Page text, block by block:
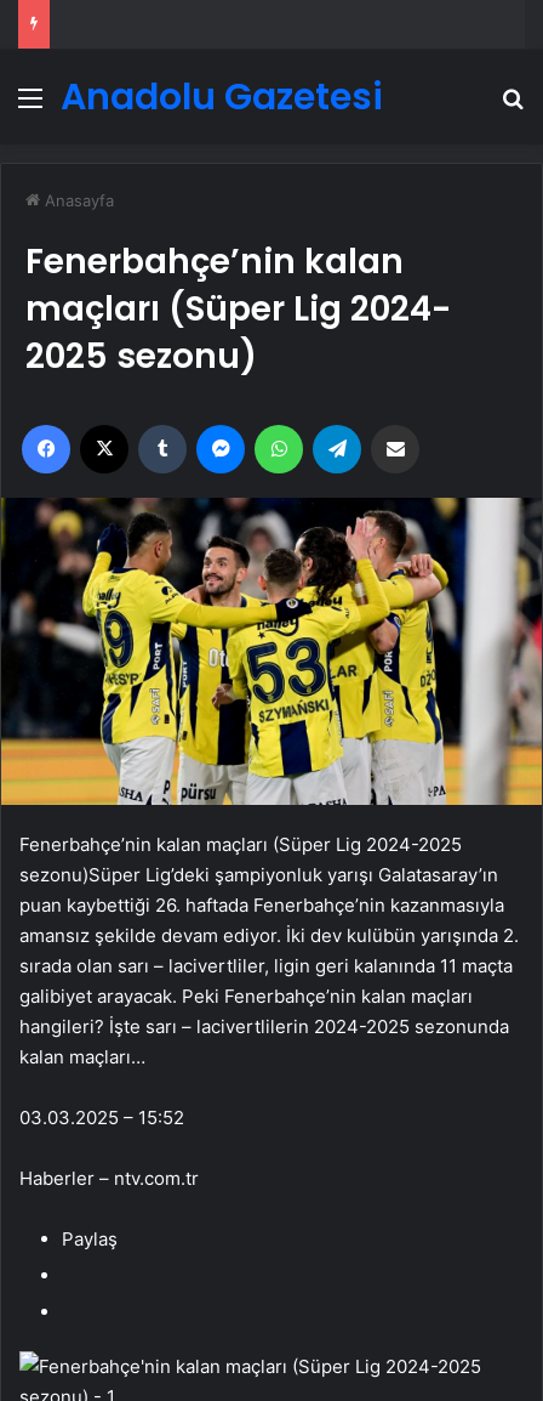
Menü
Anadolu Gazetesi
Anasayfa
Fenerbahçe’nin kalan
maçları (Süper Lig 2024-
2025 sezonu)
Facebook Tumblr MessengerWhatsApp
Fenerbahçe’nin kalan maçları (Süper Lig 2024-2025
sezonu)Süper Lig’deki şampiyonluk yarışı Galatasaray’ın
puan kaybettiği 26. haftada Fenerbahçe’nin kazanmasıyla
amansız şekilde devam ediyor. İki dev kulübün yarışında 2.
sırada olan sarı – lacivertliler, ligin geri kalanında 11 maçta
galibiyet arayacak. Peki Fenerbahçe’nin kalan maçları
hangileri? İşte sarı – lacivertlilerin 2024-2025 sezonunda
kalan maçları…
03.03.2025 – 15:52
Haberler – ntv.com.tr
Paylaş